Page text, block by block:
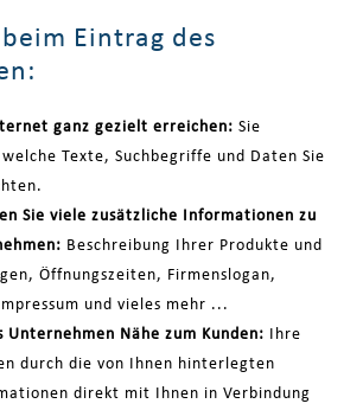
Eintrag des
ganz gezielt erreichen: Sie
Texte, Suchbegriffe und Daten Sie
Sie viele zusätzliche Informationen zu
Beschreibung Ihrer Produkte und
Öffnungszeiten, Firmenslogan,
und vieles mehr ...
Unternehmen Nähe zum Kunden: Ihre
durch die von Ihnen hinterlegten
direkt mit Ihnen in Verbindung